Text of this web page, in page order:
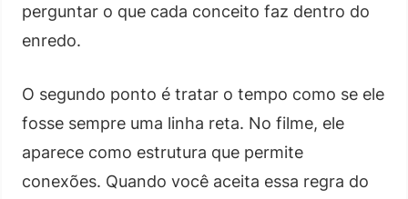
perguntar o que cada conceito faz dentro do
enredo.
O segundo ponto é tratar o tempo como se ele
fosse sempre uma linha reta. No filme, ele
aparece como estrutura que permite
conexões. Quando você aceita essa regra do